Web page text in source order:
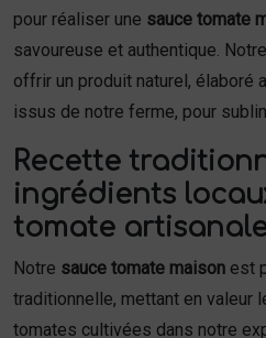
pour réaliser une sauce tomate
savoureuse et authentique.
offrir un produit naturel, élaboré
issus de notre ferme, pour
Recette
ingrédients
tomate
Notre sauce tomate maison est
traditionnelle, mettant en valeur
tomates cultivées dans notre